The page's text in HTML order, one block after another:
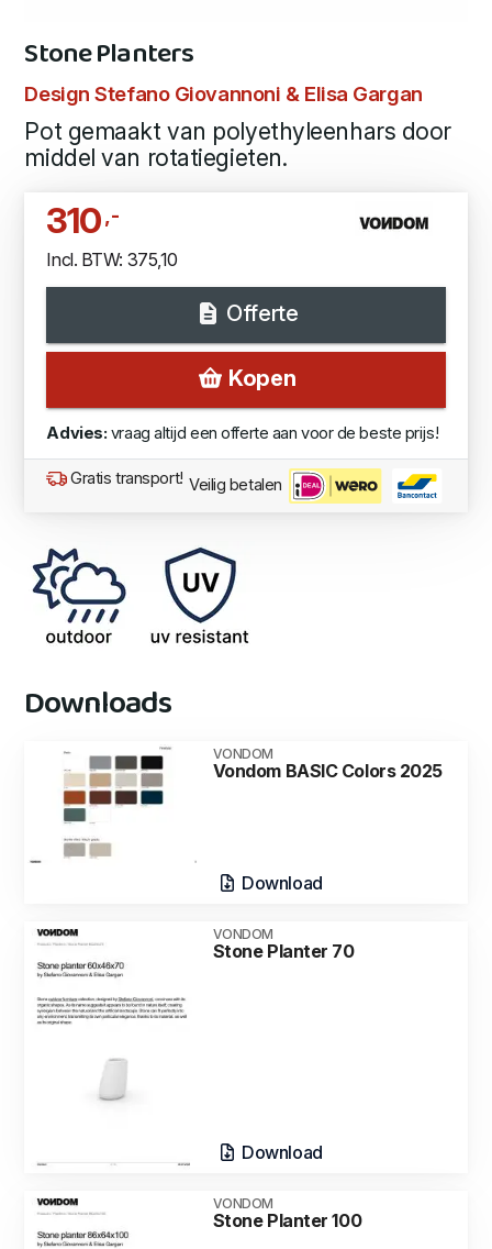
Stone Planters
Design Stefano Giovannoni & Elisa Gargan
Pot gemaakt van polyethyleenhars door
middel van rotatiegieten.
310,-
Incl. BTW: 375,10
Offerte
Kopen
Advies: vraag altijd een offerte aan voor de beste prijs!
Gratis transport! Veilig betalen
Downloads
VONDOM
Vondom BASIC Colors 2025
Download
VONDOM
Stone Planter 70
Download
VONDOM
Stone Planter 100